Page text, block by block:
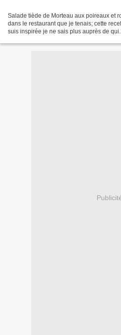
Salade tiède de Morteau aux poireaux et
dans le restaurant que je tenais; cette
suis inspirée je ne sais plus auprès de